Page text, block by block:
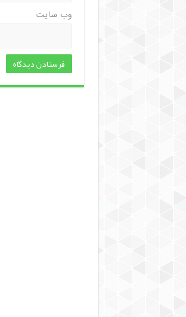
وب‌ سایت